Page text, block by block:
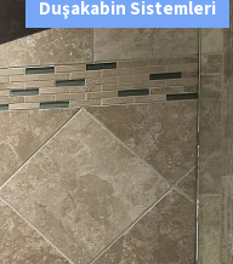
Duşakabin Sistemleri